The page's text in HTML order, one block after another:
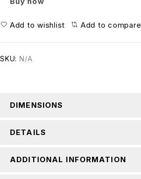
Add to wishlist Add to compare
SKU: N/A
DIMENSIONS
DETAILS
ADDITIONAL INFORMATION